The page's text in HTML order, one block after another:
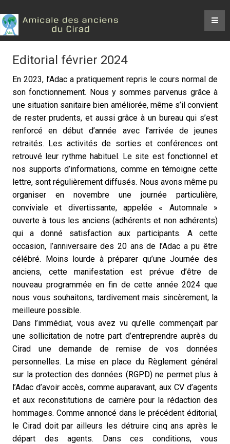
Editorial février 2024
En 2023, l’Adac a pratiquement repris le cours normal de
son fonctionnement. Nous y sommes parvenus grâce à
une situation sanitaire bien améliorée, même s’il convient
de rester prudents, et aussi grâce à un bureau qui s’est
renforcé en début d’année avec l’arrivée de jeunes
retraités. Les activités de sorties et conférences ont
retrouvé leur rythme habituel. Le site est fonctionnel et
nos supports d’informations, comme en témoigne cette
lettre, sont régulièrement diffusés. Nous avons même pu
organiser en novembre une journée particulière,
conviviale et divertissante, appelée « Automnale »
ouverte à tous les anciens (adhérents et non adhérents)
qui a donné satisfaction aux participants. A cette
occasion, l’anniversaire des 20 ans de l’Adac a pu être
célébré. Moins lourde à préparer qu’une Journée des
anciens, cette manifestation est prévue d’être de
nouveau programmée en fin de cette année 2024 que
nous vous souhaitons, tardivement mais sincèrement, la
meilleure possible.
Dans l’immédiat, vous avez vu qu’elle commençait par
une sollicitation de notre part d’entreprendre auprès du
Cirad une demande de remise de vos données
personnelles. La mise en place du Règlement général
sur la protection des données (RGPD) ne permet plus à
l’Adac d’avoir accès, comme auparavant, aux CV d’agents
et aux reconstitutions de carrière pour la rédaction des
hommages. Comme annoncé dans le précédent éditorial,
le Cirad doit par ailleurs les détruire cinq ans après le
départ des agents. Dans ces conditions, vous